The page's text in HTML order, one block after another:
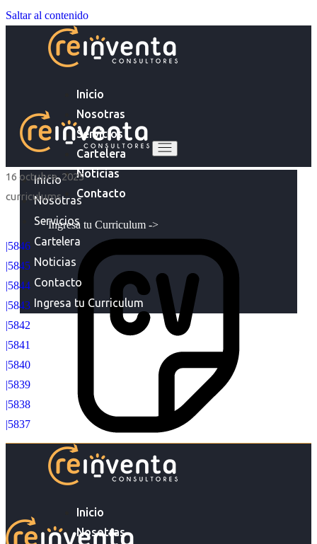
Saltar al contenido
Inicio
Nosotras
Servicios
Cartelera
Noticias
Contacto
Ingresa tu Curriculum ->
Inicio
Nosotras
Inicio
Nosotras
Servicios
Cartelera
Noticias
Contacto
Ingresa tu Curriculum
16 octubre, 2025
curriculums
|5846
|5845
|5844
|5843
|5842
|5841
|5840
|5839
|5838
|5837